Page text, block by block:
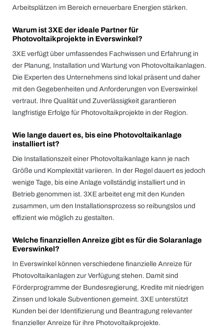
Arbeitsplätzen im Bereich erneuerbare Energien stärken.
Warum ist 3XE der ideale Partner für
Photovoltaikprojekte in Everswinkel?
3XE verfügt über umfassendes Fachwissen und Erfahrung in
der Planung, Installation und Wartung von Photovoltaikanlagen.
Die Experten des Unternehmens sind lokal präsent und daher
mit den Gegebenheiten und Anforderungen von Everswinkel
vertraut. Ihre Qualität und Zuverlässigkeit garantieren
langfristige Erfolge für Photovoltaikprojekte in der Region.
Wie lange dauert es, bis eine Photovoltaikanlage
installiert ist?
Die Installationszeit einer Photovoltaikanlage kann je nach
Größe und Komplexität variieren. In der Regel dauert es jedoch
wenige Tage, bis eine Anlage vollständig installiert und in
Betrieb genommen ist. 3XE arbeitet eng mit den Kunden
zusammen, um den Installationsprozess so reibungslos und
effizient wie möglich zu gestalten.
Welche finanziellen Anreize gibt es für die Solaranlage
Everswinkel?
In Everswinkel können verschiedene finanzielle Anreize für
Photovoltaikanlagen zur Verfügung stehen. Damit sind
Förderprogramme der Bundesregierung, Kredite mit niedrigen
Zinsen und lokale Subventionen gemeint. 3XE unterstützt
Kunden bei der Identifizierung und Beantragung relevanter
finanzieller Anreize für ihre Photovoltaikprojekte.